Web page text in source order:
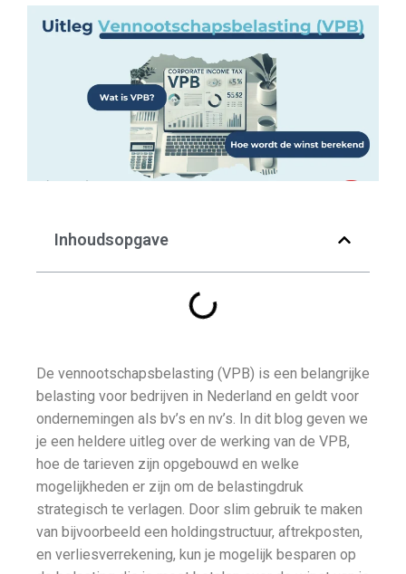
Inhoudsopgave
De vennootschapsbelasting (VPB) is een belangrijke
belasting voor bedrijven in Nederland en geldt voor
ondernemingen als bv’s en nv’s. In dit blog geven we
je een heldere uitleg over de werking van de VPB,
hoe de tarieven zijn opgebouwd en welke
mogelijkheden er zijn om de belastingdruk
strategisch te verlagen. Door slim gebruik te maken
van bijvoorbeeld een holdingstructuur, aftrekposten,
en verliesverrekening, kun je mogelijk besparen op